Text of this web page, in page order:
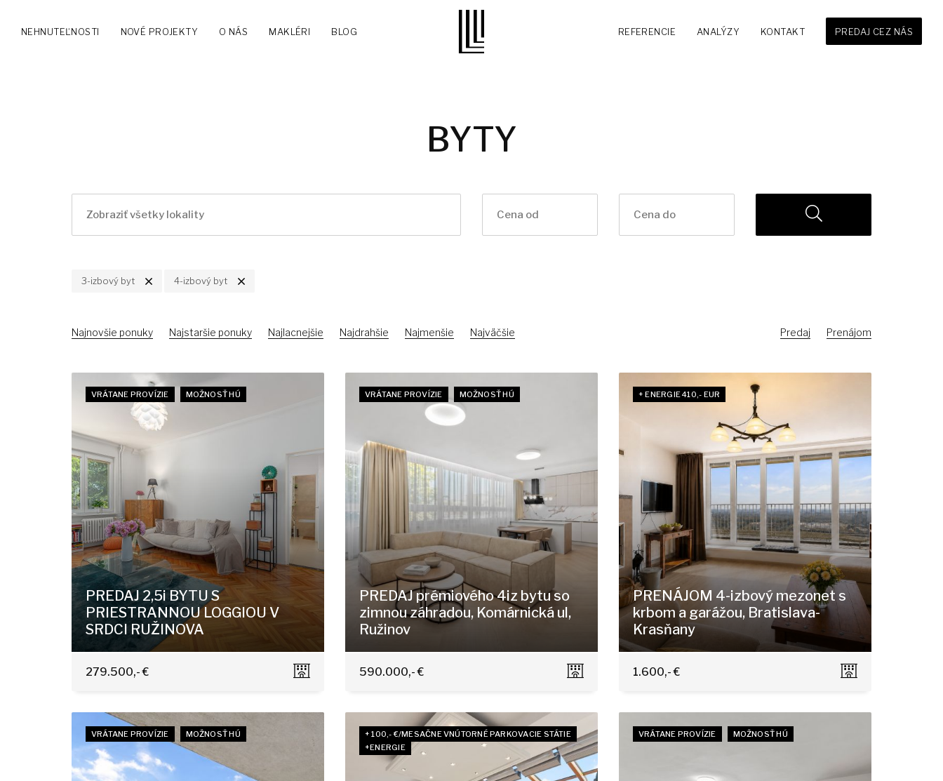
NEHNUTEĽNOSTI NOVÉ PROJEKTY O NÁS MAKLÉRI BLOG REFERENCIE ANALÝZY KONTAKT PREDAJ CEZ NÁS
BYTY
3-izbový byt 4-izbový byt
Najnovšie ponuky Najstaršie ponuky Najlacnejšie Najdrahšie Najmenšie Najväčšie Predaj Prenájom
VRÁTANE PROVÍZIE MOŽNOSŤ HÚ
PREDAJ 2,5i BYTU S
PRIESTRANNOU LOGGIOU V
SRDCI RUŽINOVA
Jadrová 13, Bratislava-Ružinov
279.500,- €
VRÁTANE PROVÍZIE MOŽNOSŤ HÚ
PREDAJ prémiového 4iz bytu so
zimnou záhradou, Komárnická ul,
Ružinov
Komárnická, Bratislava - Ružinov
590.000,- €
+ ENERGIE 410,- EUR
PRENÁJOM 4-izbový mezonet s
krbom a garážou, Bratislava-
Krasňany
Horská 11/A, Bratislava - Nové Mesto
1.600,- €
VRÁTANE PROVÍZIE MOŽNOSŤ HÚ
+ 100,- €/MESAČNE VNÚTORNÉ PARKOVACIE STÁTIE
+ENERGIE
VRÁTANE PROVÍZIE MOŽNOSŤ HÚ